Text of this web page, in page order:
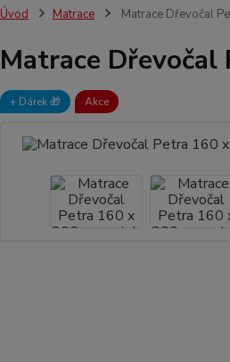
Úvod Matrace Matrace Dřevočal
Matrace
+ Dárek️ 🎁 Akce